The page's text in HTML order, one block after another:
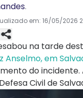
.
em: 16/05/2026
na tarde
Anselmo, em
do incidente.
Civil de